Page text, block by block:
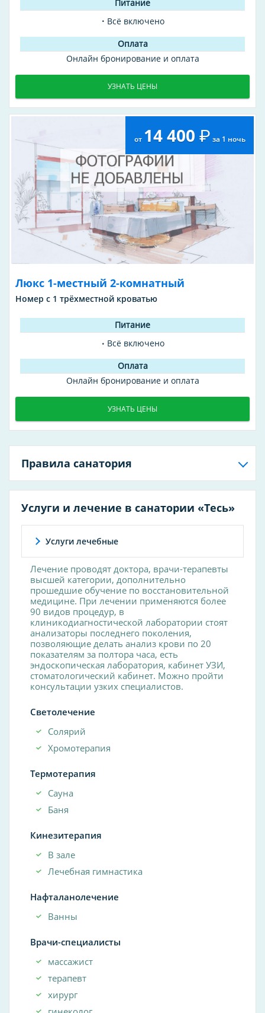
Всё включено
Онлайн бронирование и оплата
УЗНАТЬ ЦЕНЫ
от 14 400 за 1 ночь
Люкс 1-местный 2-комнатный
Номер с 1 трёхместной кроватью
Всё включено
Онлайн бронирование и оплата
УЗНАТЬ ЦЕНЫ
Правила санатория
Услуги и лечение в санатории «Тесь»
Услуги лечебные
Лечение проводят доктора, врачи-терапевты
высшей категории, дополнительно
прошедшие обучение по восстановительной
медицине. При лечении применяются более
90 видов процедур, в
клиникодиагностической лаборатории стоят
анализаторы последнего поколения,
позволяющие делать анализ крови по 20
показателям за полтора часа, есть
эндоскопическая лаборатория, кабинет УЗИ,
стоматологический кабинет. Можно пройти
консультации узких специалистов.
Светолечение
Солярий
Хромотерапия
Термотерапия
Сауна
Баня
Кинезитерапия
В зале
Лечебная гимнастика
Нафталанолечение
Ванны
Врачи-специалисты
массажист
терапевт
хирург